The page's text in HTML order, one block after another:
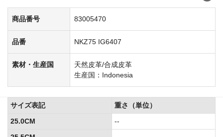
商品番号 83005470
品番 NKZ75 IG6407
素材・生産国
天然皮革/合成皮革
生産国：Indonesia
サイズ表記
重さ（単位）
25.0CM
--